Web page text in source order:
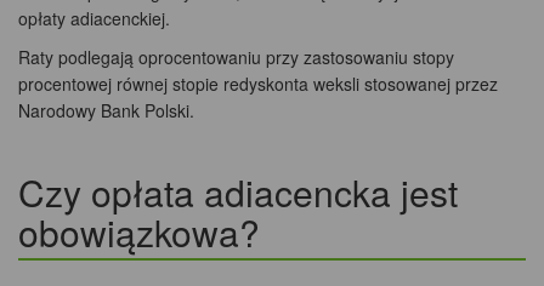
opłaty adiacenckiej.
Raty podlegają oprocentowaniu przy zastosowaniu stopy
procentowej równej stopie redyskonta weksli stosowanej przez
Narodowy Bank Polski.
Czy opłata adiacencka jest
obowiązkowa?